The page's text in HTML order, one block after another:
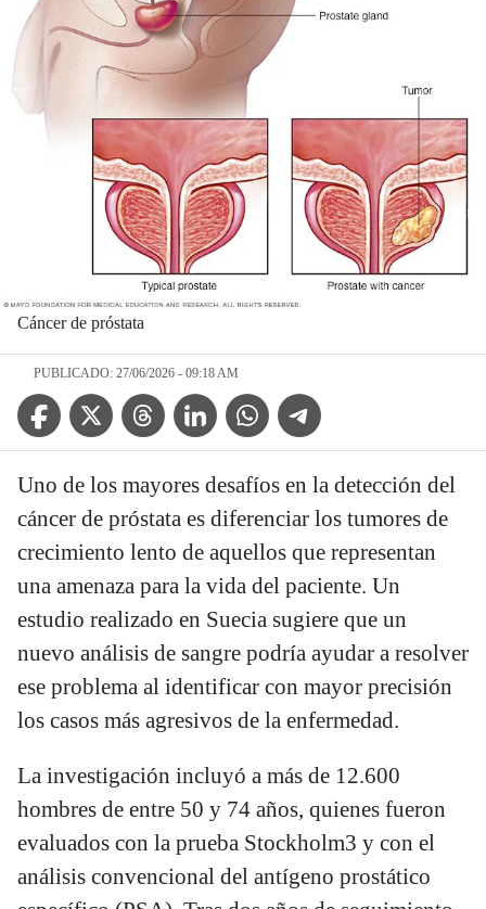
Cáncer de próstata
PUBLICADO: 27/06/2026 - 09:18 AM
Facebook IconTwitter IconThreads IconLinkedin IconWhatsApp IconTelegram Icon
Uno de los mayores desafíos en la detección del
cáncer de próstata es diferenciar los tumores de
crecimiento lento de aquellos que representan
una amenaza para la vida del paciente. Un
estudio realizado en Suecia sugiere que un
nuevo análisis de sangre podría ayudar a resolver
ese problema al identificar con mayor precisión
los casos más agresivos de la enfermedad.
La investigación incluyó a más de 12.600
hombres de entre 50 y 74 años, quienes fueron
evaluados con la prueba Stockholm3 y con el
análisis convencional del antígeno prostático